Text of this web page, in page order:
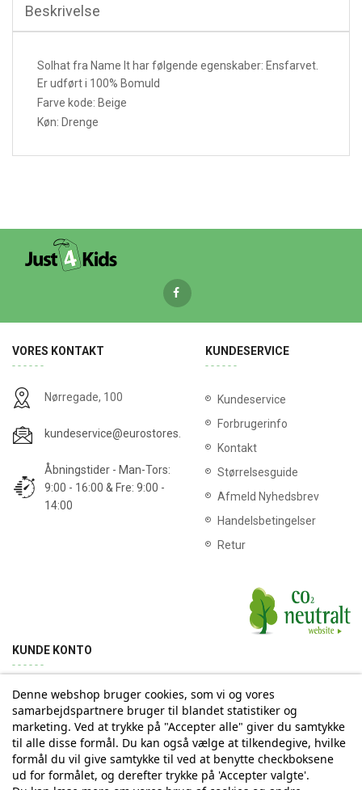
Beskrivelse
Solhat fra Name It har følgende egenskaber: Ensfarvet.
Er udført i 100% Bomuld
Farve kode: Beige
Køn: Drenge
VORES KONTAKT
Nørregade, 100
kundeservice@eurostores.dk
Åbningstider - Man-Tors:
9:00 - 16:00 & Fre: 9:00 -
14:00
KUNDESERVICE
Kundeservice
Forbrugerinfo
Kontakt
Størrelsesguide
Afmeld Nyhedsbrev
Handelsbetingelser
Retur
KUNDE KONTO
Min konto Ordrehistorik Returnering Adresse
Tilmelding til Nyhedsbrev
Vi deler aldrig din email-adresse med tredjepart
Denne webshop bruger cookies, som vi og vores
samarbejdspartnere bruger til blandet statistiker og
marketing. Ved at trykke på "Accepter alle" giver du samtykke
til alle disse formål. Du kan også vælge at tilkendegive, hvilke
formål du vil give samtykke til ved at benytte checkboksene
ud for formålet, og derefter trykke på 'Accepter valgte'.